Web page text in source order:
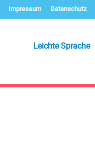
Impressum Datenschutz
Leichte Sprache